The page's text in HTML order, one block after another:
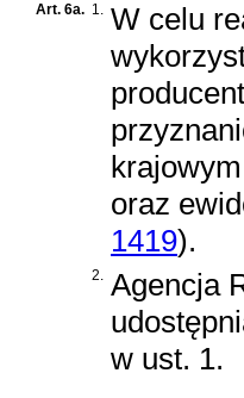
Art. 6a. 1. W celu
oraz
1419).
2. Agencja
w ust. 1.